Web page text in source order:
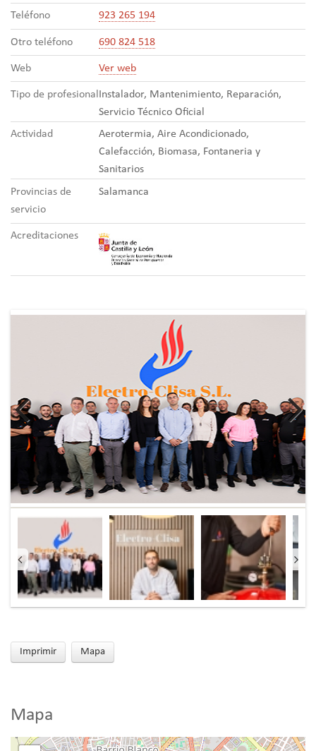
Teléfono
923 265 194
Otro teléfono 690 824 518
Web Ver web
Tipo de profesional
Instalador, Mantenimiento, Reparación,
Servicio Técnico Oficial
Actividad
Aerotermia, Aire Acondicionado,
Calefacción, Biomasa, Fontaneria y
Sanitarios
Provincias de
servicio
Salamanca
Acreditaciones
Imprimir Mapa
Mapa